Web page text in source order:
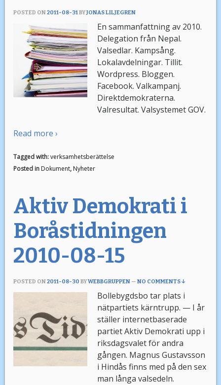
POSTED ON2011-08-31BYJONAS LILJEGREN
En sammanfattning av 2010.
Delegation från Nepal.
Valsedlar. Kampsång.
Lokalavdelningar. Tillit.
Wordpress. Bloggen.
Facebook. Valkampanj.
Direktdemokraterna.
Valresultat. Valsystemet GOV.
Read more ›
Tagged with:verksamhetsberättelse
Posted in Dokument, Nyheter
Aktiv Demokrati i
Boråstidningen
2010-08-15
POSTED ON2011-08-30 BYWEBBGRUPPEN — NO COMMENTS ↓
Bollebygdsbo tar plats i
nätpartiets kärntrupp. — I år
ställer internetbaserade
partiet Aktiv Demokrati upp i
riksdagsvalet för andra
gången. Magnus Gustavsson
i Hindås finns med på den sex
man långa valsedeln.